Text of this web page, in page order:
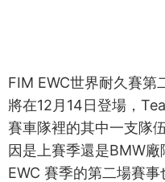
FIM EWC世界耐久賽第
將在12月14日登場，
賽車隊裡的其中一支隊
因是上賽季還是BMW
EWC 賽季的第二場賽